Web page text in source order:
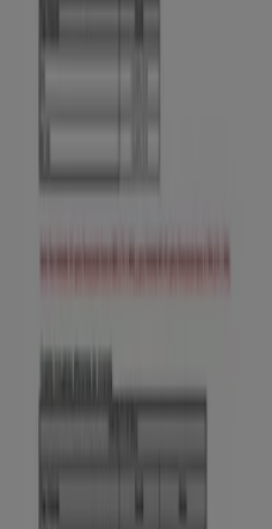
Sin cuota de
Vence el 30/9Ibagué
Tasas de